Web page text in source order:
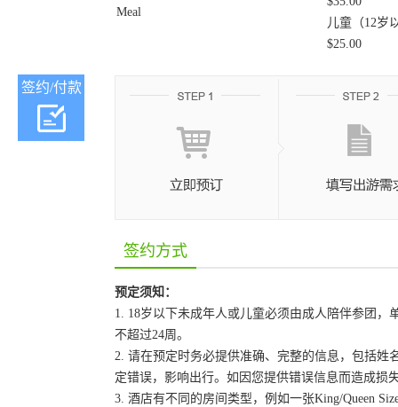
Meal
儿童（12岁
$25.00
签约/付款
签约方式
预定须知：
1. 18岁以下未成年人或儿童必须由成人陪伴参团
不超过24周。
2. 请在预定时务必提供准确、完整的信息，包括
定错误，影响出行。如因您提供错误信息而造成损
3. 酒店有不同的房间类型，例如一张King/Queen